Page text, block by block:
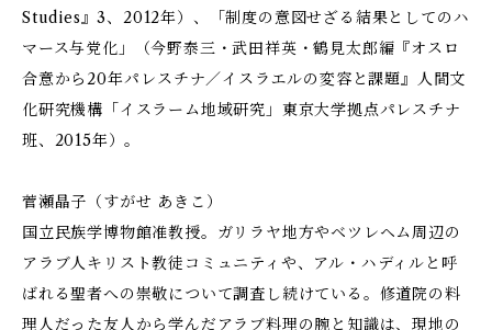
Studies』3、2012年）、「制度の意図せざる結果としてのハ
マース与党化」（今野泰三・武田祥英・鶴見太郎編『オスロ
合意から20年――パレスチナ／イスラエルの変容と課題』人間文
化研究機構「イスラーム地域研究」東京大学拠点パレスチナ
班、2015年）。
菅瀬晶子（すがせ あきこ）
国立民族学博物館准教授。ガリラヤ地方やベツレヘム周辺の
アラブ人キリスト教徒コミュニティや、アル・ハディルと呼
ばれる聖者への崇敬について調査し続けている。修道院の料
理人だった友人から学んだアラブ料理の腕と知識は、現地の